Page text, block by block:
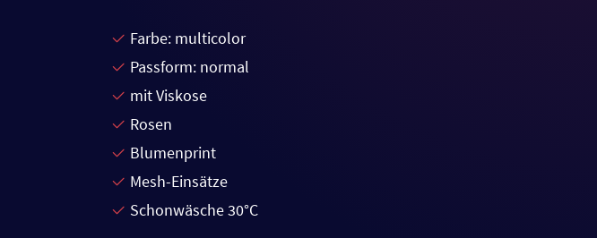
Farbe: multicolor
Passform: normal
mit Viskose
Rosen
Blumenprint
Mesh-Einsätze
Schonwäsche 30°C